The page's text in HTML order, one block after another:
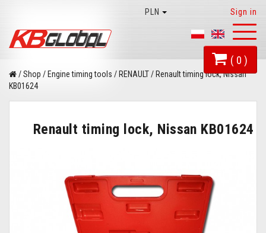
PLN
Sign in
Toggle
( 0 )
/Shop / Engine timing tools / RENAULT/ Renault timing lock, Nissan
KB01624
Renault timing lock, Nissan KB01624